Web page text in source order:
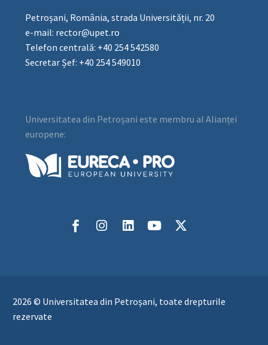
Petroșani, România, strada Universității, nr. 20
e-mail: rector@upet.ro
Telefon centrală: +40 254 542580
Secretar Șef: +40 254 549010
Universitatea din Petroșani este membru al Alianței
europene:
2026 © Universitatea din Petroșani, toate drepturile
rezervate